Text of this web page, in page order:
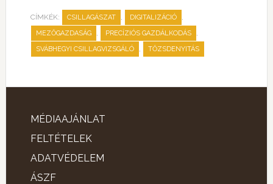
CÍMKÉK: CSILLAGÁSZAT , DIGITALIZÁCIÓ ,
MEZŐGAZDASÁG , PRECÍZIÓS GAZDÁLKODÁS ,
SVÁBHEGYI CSILLAGVIZSGÁLÓ , TŐZSDENYITÁS
MÉDIAAJÁNLAT
FELTÉTELEK
ADATVÉDELEM
ÁSZF